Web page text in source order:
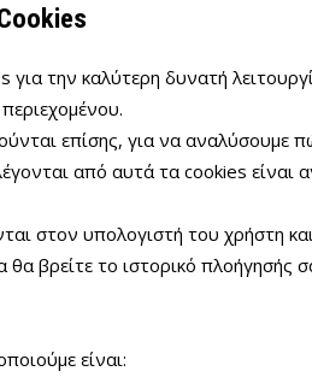
για την καλύτερη δυνατή
επίσης, για να αναλύσουμε
από αυτά τα cookies είναι
στον υπολογιστή του χρήστη
βρείτε το ιστορικό πλοήγησής
είναι: